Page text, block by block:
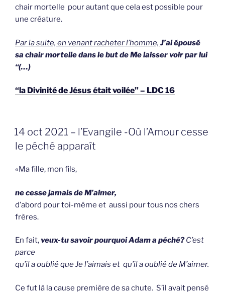
chair mortelle pour autant que cela est possible pour
une créature.
Par la suite, en venant racheter l’homme, J’ai épousé
sa chair mortelle dans le but de Me laisser voir par lui
“(…)
“la Divinité de Jésus était voilée” – LDC 16
GEPLAATST
OP
14 oct 2021 – l’Evangile -Où l’Amour cesse
le péché apparaît
«Ma fille, mon fils,
ne cesse jamais de M’aimer,
d’abord pour toi-même et aussi pour tous nos chers
frères.
En fait,veux-tu savoir pourquoi Adam a péché?C’est
parce
qu’il a oublié que Je l’aimais et qu’il a oublié de M’aimer.
Ce fut là la cause première de sa chute. S’il avait pensé